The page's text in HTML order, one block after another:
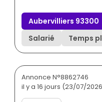
Aubervilliers 93300
Salarié
Temps
Annonce N°8862746
il y a 16 jours (23/07/